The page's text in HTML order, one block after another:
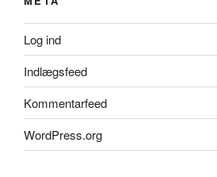
Log ind
Indlægsfeed
Kommentarfeed
WordPress.org